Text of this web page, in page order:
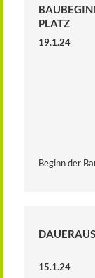
PLATZ
19.1.24
Beginn der
15.1.24